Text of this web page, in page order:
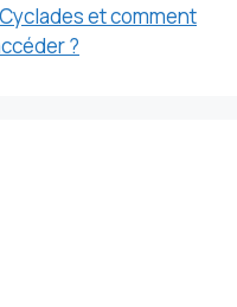
et comment
?